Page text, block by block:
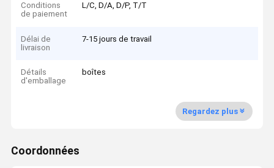
Conditions
de paiement
L/C, D/A, D/P, T/T
Délai de
livraison
7-15 jours de travail
Détails
d'emballage
boîtes
Regardez plus
Coordonnées